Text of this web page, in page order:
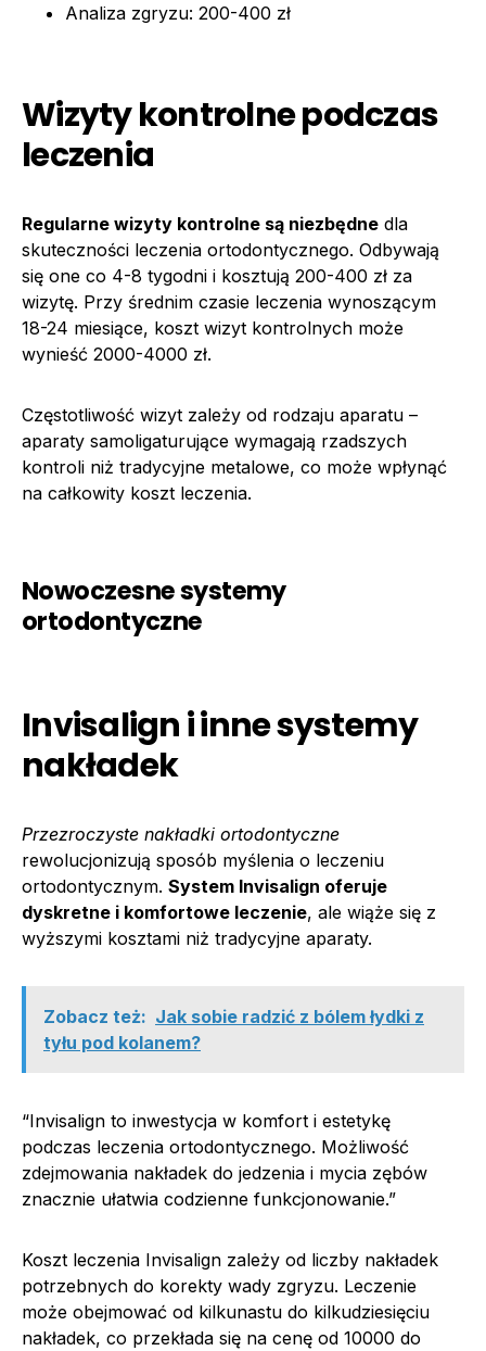
Analiza zgryzu: 200-400 zł
Wizyty kontrolne podczas
leczenia
Regularne wizyty kontrolne są niezbędne dla
skuteczności leczenia ortodontycznego. Odbywają
się one co 4-8 tygodni i kosztują 200-400 zł za
wizytę. Przy średnim czasie leczenia wynoszącym
18-24 miesiące, koszt wizyt kontrolnych może
wynieść 2000-4000 zł.
Częstotliwość wizyt zależy od rodzaju aparatu –
aparaty samoligaturujące wymagają rzadszych
kontroli niż tradycyjne metalowe, co może wpłynąć
na całkowity koszt leczenia.
Nowoczesne systemy
ortodontyczne
Invisalign i inne systemy
nakładek
Przezroczyste nakładki ortodontyczne
rewolucjonizują sposób myślenia o leczeniu
ortodontycznym. System Invisalign oferuje
dyskretne i komfortowe leczenie, ale wiąże się z
wyższymi kosztami niż tradycyjne aparaty.
Zobacz też: Jak sobie radzić z bólem łydki z
tyłu pod kolanem?
“Invisalign to inwestycja w komfort i estetykę
podczas leczenia ortodontycznego. Możliwość
zdejmowania nakładek do jedzenia i mycia zębów
znacznie ułatwia codzienne funkcjonowanie.”
Koszt leczenia Invisalign zależy od liczby nakładek
potrzebnych do korekty wady zgryzu. Leczenie
może obejmować od kilkunastu do kilkudziesięciu
nakładek, co przekłada się na cenę od 10000 do